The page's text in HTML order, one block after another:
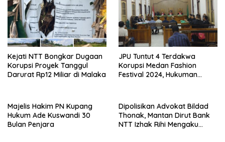
Kejati NTT Bongkar Dugaan
Korupsi Proyek Tanggul
Darurat Rp12 Miliar di Malaka
JPU Tuntut 4 Terdakwa
Korupsi Medan Fashion
Festival 2024, Hukuman
Majelis Hakim PN Kupang
Hukum Ade Kuswandi 30
Bulan Penjara
Dipolisikan Advokat Bildad
Thonak, Mantan Dirut Bank
NTT Izhak Rihi Mengaku